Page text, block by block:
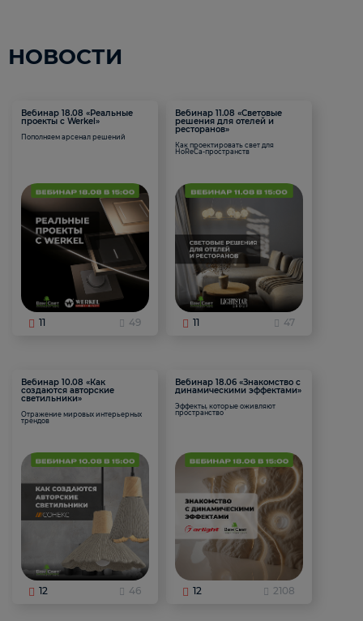
НОВОСТИ
Вебинар 18.08 «Реальные
проекты с Werkel»
Пополняем арсенал решений
11 49
Вебинар 11.08 «Световые
решения для отелей и
ресторанов»
Как проектировать свет для
HoReCa-пространств
11 47
Вебинар 10.08 «Как
создаются авторские
светильники»
Отражение мировых интерьерных
трендов
12 46
Вебинар 18.06 «Знакомство с
динамическими эффектами»
Эффекты, которые оживляют
пространство
12 2108